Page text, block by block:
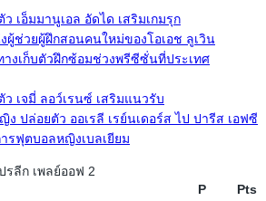
เอ็มมานูเอล อัดได เสริมเกมรุก
ผู้ช่วยผู้ฝึกสอนคนใหม่ของโอเอช ลูเวิน
างเก็บตัวฝึกซ้อมช่วงพรีซีซั่นที่ประเทศ
ว เจมี่ ลอว์เรนซ์ เสริมแนวรับ
ง ปล่อยตัว ออเรลี เรย์นเดอร์ส ไป ปารีส เอฟซี
รฟุตบอลหญิงเบลเยียม
ลีก เพลย์ออฟ 2
P
Pts